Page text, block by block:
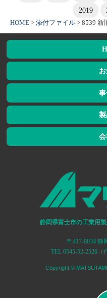
2019
HOME > 添付ファイル > 8539 新
静岡県富士市の工業用
〒417-0034 静
TEL 0545-52-2526（
Copyright ©